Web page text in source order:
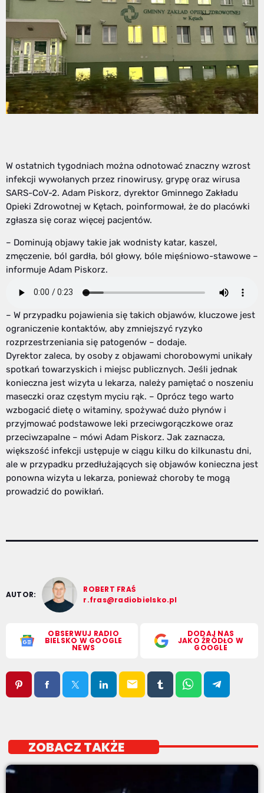
W ostatnich tygodniach można odnotować znaczny wzrost
infekcji wywołanych przez rinowirusy, grypę oraz wirusa
SARS-CoV-2. Adam Piskorz, dyrektor Gminnego Zakładu
Opieki Zdrowotnej w Kętach, poinformował, że do placówki
zgłasza się coraz więcej pacjentów.
– Dominują objawy takie jak wodnisty katar, kaszel,
zmęczenie, ból gardła, ból głowy, bóle mięśniowo-stawowe –
informuje Adam Piskorz.
– W przypadku pojawienia się takich objawów, kluczowe jest
ograniczenie kontaktów, aby zmniejszyć ryzyko
rozprzestrzeniania się patogenów – dodaje.
Dyrektor zaleca, by osoby z objawami chorobowymi unikały
spotkań towarzyskich i miejsc publicznych. Jeśli jednak
konieczna jest wizyta u lekarza, należy pamiętać o noszeniu
maseczki oraz częstym myciu rąk. – Oprócz tego warto
wzbogacić dietę o witaminy, spożywać dużo płynów i
przyjmować podstawowe leki przeciwgorączkowe oraz
przeciwzapalne – mówi Adam Piskorz. Jak zaznacza,
większość infekcji ustępuje w ciągu kilku do kilkunastu dni,
ale w przypadku przedłużających się objawów konieczna jest
ponowna wizyta u lekarza, ponieważ choroby te mogą
prowadzić do powikłań.
AUTOR:
ROBERT FRAŚ
r.fras@radiobielsko.pl
OBSERWUJ RADIO
BIELSKO W GOOGLE
NEWS
DODAJ NAS
JAKO ŹRÓDŁO W
GOOGLE
email
ZOBACZ TAKŻE